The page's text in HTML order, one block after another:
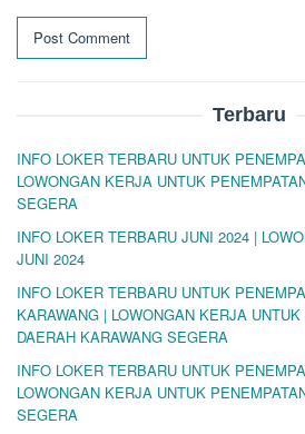
Terbaru
INFO LOKER TERBARU UNTUK
LOWONGAN KERJA UNTUK
SEGERA
INFO LOKER TERBARU JUNI 2024 |
JUNI 2024
INFO LOKER TERBARU UNTUK
KARAWANG | LOWONGAN KERJA
DAERAH KARAWANG SEGERA
INFO LOKER TERBARU UNTUK
LOWONGAN KERJA UNTUK
SEGERA